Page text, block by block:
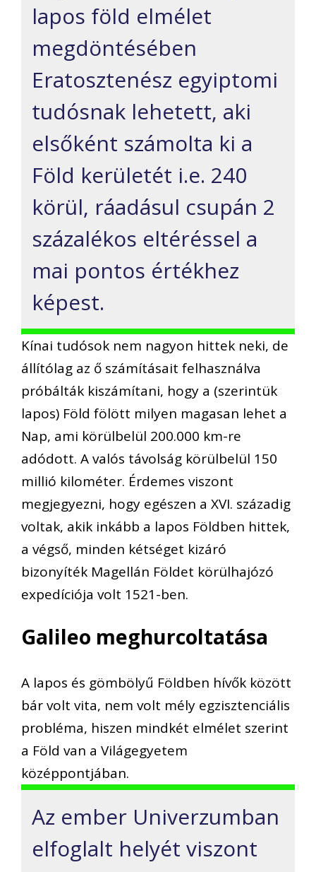
lapos föld elmélet
megdöntésében
Eratosztenész egyiptomi
tudósnak lehetett, aki
elsőként számolta ki a
Föld kerületét i.e. 240
körül, ráadásul csupán 2
százalékos eltéréssel a
mai pontos értékhez
képest.
Kínai tudósok nem nagyon hittek neki, de
állítólag az ő számításait felhasználva
próbálták kiszámítani, hogy a (szerintük
lapos) Föld fölött milyen magasan lehet a
Nap, ami körülbelül 200.000 km-re
adódott. A valós távolság körülbelül 150
millió kilométer. Érdemes viszont
megjegyezni, hogy egészen a XVI. századig
voltak, akik inkább a lapos Földben hittek,
a végső, minden kétséget kizáró
bizonyíték Magellán Földet körülhajózó
expedíciója volt 1521-ben.
Galileo meghurcoltatása
A lapos és gömbölyű Földben hívők között
bár volt vita, nem volt mély egzisztenciális
probléma, hiszen mindkét elmélet szerint
a Föld van a Világegyetem
középpontjában.
Az ember Univerzumban
elfoglalt helyét viszont